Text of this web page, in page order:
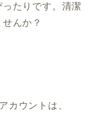
たりです。清潔
んか？
カウントは、